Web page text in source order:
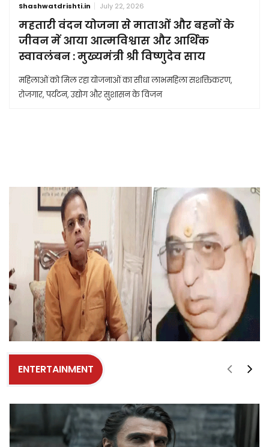
Shashwatdrishti.in July 22, 2026
महतारी वंदन योजना से माताओं और बहनों के
जीवन में आया आत्मविश्वास और आर्थिक
स्वावलंबन : मुख्यमंत्री श्री विष्णुदेव साय
महिलाओं को मिल रहा योजनाओं का सीधा लाभमहिला सशक्तिकरण,
रोजगार, पर्यटन, उद्योग और सुशासन के विजन
ENTERTAINMENT